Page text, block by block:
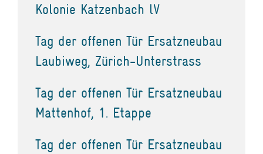
Kolonie Katzenbach lV
Tag der offenen Tür Ersatzneubau
Laubiweg, Zürich-Unterstrass
Tag der offenen Tür Ersatzneubau
Mattenhof, 1. Etappe
Tag der offenen Tür Ersatzneubau